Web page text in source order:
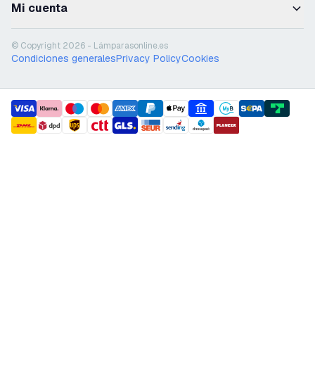
Mi cuenta
© Copyright 2026 - Lámparasonline.es
Condiciones generalesPrivacy PolicyCookies
payment methods
shipment methods